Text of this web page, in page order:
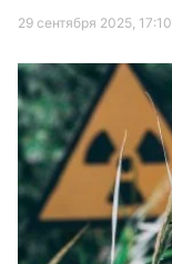
29 сентября 2025, 17:10